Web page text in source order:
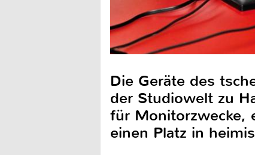
Die Geräte des
der Studiowelt zu
für Monitorzwecke,
einen Platz in